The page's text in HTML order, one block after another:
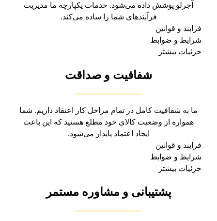
آجرلو پوشش داده می‌شود. خدمات یکپارچه ما مدیریت
فرآیندهای شما را ساده می‌کند.
فرایند و قوانین
شرایط و ضوابط
جزئیات بیشتر
شفافیت و صداقت
ما به شفافیت کامل در تمام مراحل کار اعتقاد داریم. شما
همواره از وضعیت کالای خود مطلع هستید که این باعث
ایجاد اعتماد پایدار می‌شود.
فرایند و قوانین
شرایط و ضوابط
جزئیات بیشتر
پشتیبانی و مشاوره مستمر